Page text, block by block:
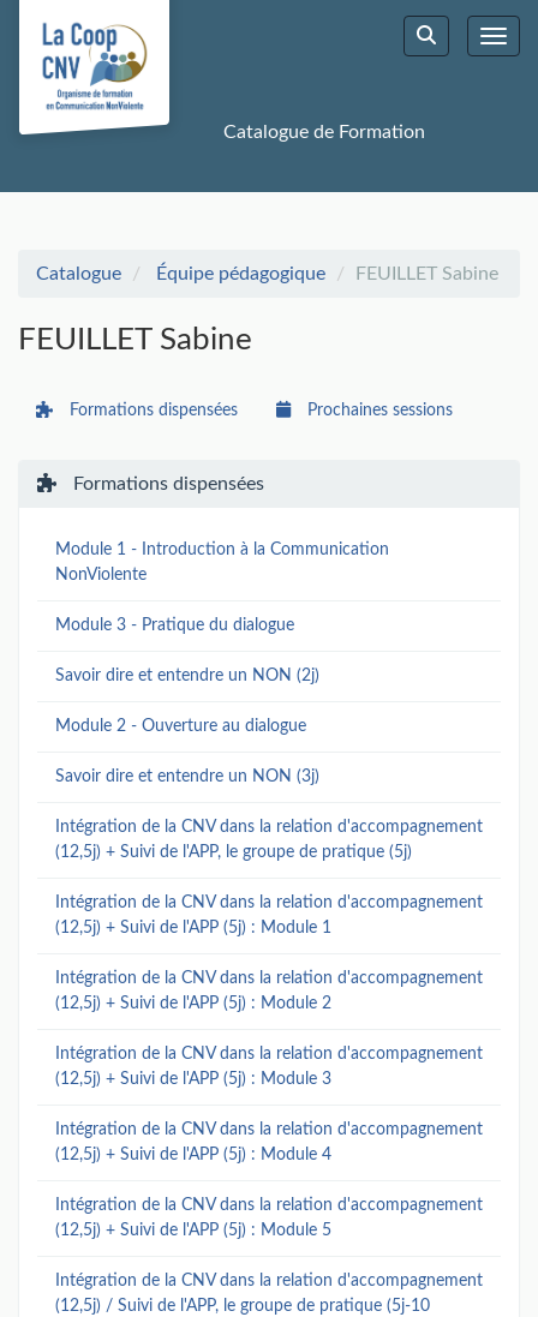
Aller au menu principal
Aller au contenu principal
Personnaliser l'interface
Rechercher
Catalogue de Formation
Catalogue Équipe pédagogique FEUILLET Sabine
FEUILLET Sabine
Formations dispensées Prochaines sessions
Formations dispensées
Module 1 - Introduction à la Communication
NonViolente
Module 3 - Pratique du dialogue
Savoir dire et entendre un NON (2j)
Module 2 - Ouverture au dialogue
Savoir dire et entendre un NON (3j)
Intégration de la CNV dans la relation d'accompagnement
(12,5j) + Suivi de l'APP, le groupe de pratique (5j)
Intégration de la CNV dans la relation d'accompagnement
(12,5j) + Suivi de l'APP (5j) : Module 1
Intégration de la CNV dans la relation d'accompagnement
(12,5j) + Suivi de l'APP (5j) : Module 2
Intégration de la CNV dans la relation d'accompagnement
(12,5j) + Suivi de l'APP (5j) : Module 3
Intégration de la CNV dans la relation d'accompagnement
(12,5j) + Suivi de l'APP (5j) : Module 4
Intégration de la CNV dans la relation d'accompagnement
(12,5j) + Suivi de l'APP (5j) : Module 5
Intégration de la CNV dans la relation d'accompagnement
(12,5j) / Suivi de l'APP, le groupe de pratique (5j-10